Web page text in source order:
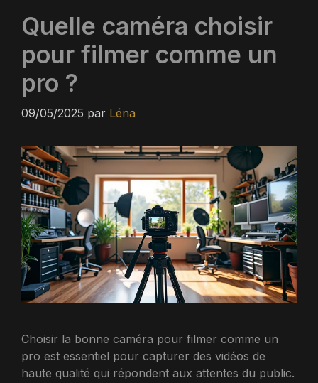
Quelle caméra choisir
pour filmer comme un
pro ?
09/05/2025 par Léna
Choisir la bonne caméra pour filmer comme un
pro est essentiel pour capturer des vidéos de
haute qualité qui répondent aux attentes du public.